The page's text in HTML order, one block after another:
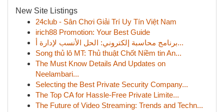
New Site Listings
24club - Sân Chơi Giải Trí Uy Tín Việt Nam
irich88 Promotion: Your Best Guide
برنامج محاسبة إلكتروني: الحل الأنسب لإدارة أ...
Song thủ lô MT: Thủ thuật Chốt Niềm tin An...
The Must Know Details And Updates on
Neelambari...
Selecting the Best Private Security Company...
The Top CA for Hassle-Free Private Limite...
The Future of Video Streaming: Trends and Techn...